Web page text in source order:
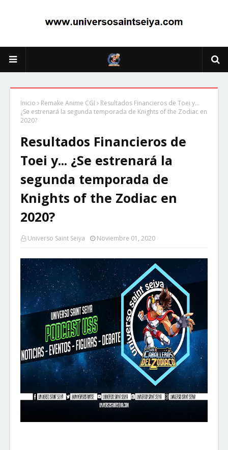
Inicio Remake Anime CGI
Resultados Financieros de Toei y...
¿Se estrenará la segunda temporada de Knights of the Zodiac en
2020?
Resultados Financieros de
Toei y... ¿Se estrenará la
segunda temporada de
Knights of the Zodiac en
2020?
Universo Saint Seiya Noviembre 01, 2020